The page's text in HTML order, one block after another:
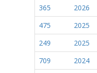
365
2026
475
2025
249
2025
709
2024